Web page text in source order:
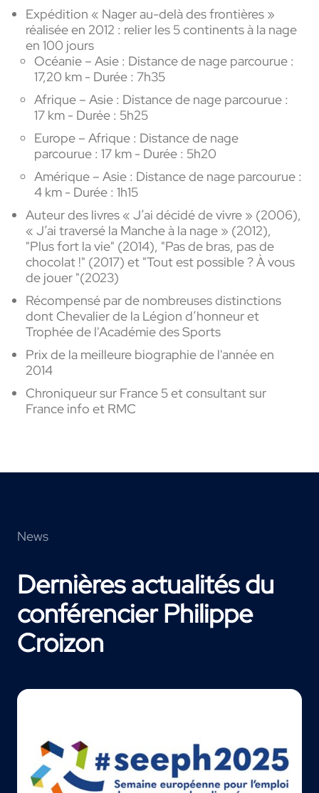
Expédition « Nager au-delà des frontières »
réalisée en 2012 : relier les 5 continents à la nage
en 100 jours
Océanie – Asie : Distance de nage parcourue :
17,20 km - Durée : 7h35
Afrique – Asie : Distance de nage parcourue :
17 km - Durée : 5h25
Europe – Afrique : Distance de nage
parcourue : 17 km - Durée : 5h20
Amérique – Asie : Distance de nage parcourue :
4 km - Durée : 1h15
Auteur des livres « J’ai décidé de vivre » (2006),
« J’ai traversé la Manche à la nage » (2012),
"Plus fort la vie" (2014), "Pas de bras, pas de
chocolat !" (2017) et "Tout est possible ? À vous
de jouer "(2023)
Récompensé par de nombreuses distinctions
dont Chevalier de la Légion d’honneur et
Trophée de l'Académie des Sports
Prix de la meilleure biographie de l'année en
2014
Chroniqueur sur France 5 et consultant sur
France info et RMC
News
Dernières actualités du
conférencier Philippe
Croizon